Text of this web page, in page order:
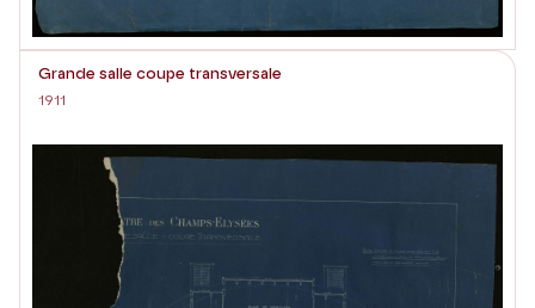
Grande salle coupe transversale
1911